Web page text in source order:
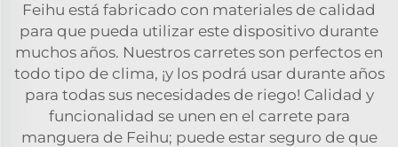
Feihu está fabricado con materiales de calidad
para que pueda utilizar este dispositivo durante
muchos años. Nuestros carretes son perfectos en
todo tipo de clima, ¡y los podrá usar durante años
para todas sus necesidades de riego! Calidad y
funcionalidad se unen en el carrete para
manguera de Feihu; puede estar seguro de que